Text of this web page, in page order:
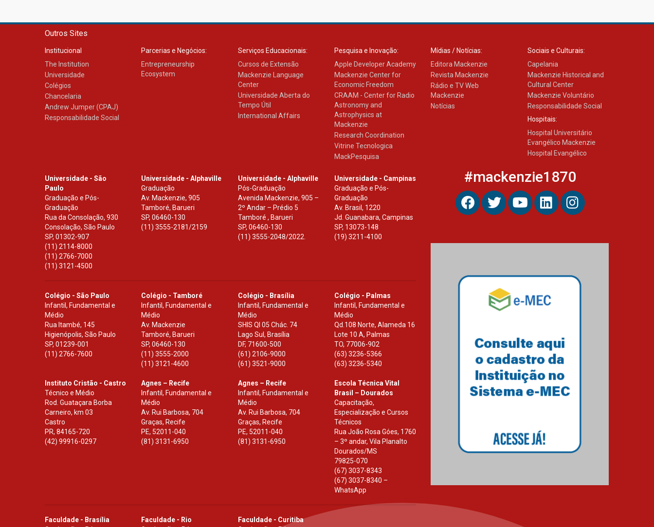
Outros Sites
Institucional
The Institution
Universidade
Colégios
Chancelaria
Andrew Jumper (CPAJ)
Responsabilidade Social
Parcerias e Negócios:
Entrepreneurship
Ecosystem
Serviços Educacionais:
Cursos de Extensão
Mackenzie Language
Center
Universidade Aberta do
Tempo Útil
International Affairs
Pesquisa e Inovação:
Apple Developer Academy
Mackenzie Center for
Economic Freedom
CRAAM - Center for Radio
Astronomy and
Astrophysics at
Mackenzie
Research Coordination
Vitrine Tecnologica
MackPesquisa
Mídias / Notícias:
Editora Mackenzie
Revista Mackenzie
Rádio e TV Web
Mackenzie
Notícias
Sociais e Culturais:
Capelania
Mackenzie Historical and
Cultural Center
Mackenzie Voluntário
Responsabilidade Social
Hospitais:
Hospital Universitário
Evangélico Mackenzie
Hospital Evangélico
Universidade - São
Paulo
Graduação e Pós-
Graduação
Rua da Consolação, 930
Consolação, São Paulo
SP, 01302-907
(11) 2114-8000
(11) 2766-7000
(11) 3121-4500
Universidade - Alphaville
Graduação
Av. Mackenzie, 905
Tamboré, Barueri
SP,06460-130
(11) 3555-2181/2159
Universidade - Alphaville
Pós-Graduação
Avenida Mackenzie, 905 –
2º Andar – Prédio 5
Tamboré , Barueri
SP, 06460-130
(11) 3555-2048/2022.
Universidade - Campinas
Graduação e Pós-
Graduação
Av. Brasil, 1220
Jd. Guanabara, Campinas
SP, 13073-148
(19) 3211-4100
Colégio - São Paulo
Infantil, Fundamental e
Médio
Rua Itambé, 145
Higienópolis, São Paulo
SP, 01239-001
(11) 2766-7600
Colégio - Tamboré
Infantil, Fundamental e
Médio
Av. Mackenzie
Tamboré, Barueri
SP,06460-130
(11) 3555-2000
(11) 3121-4600
Colégio - Brasília
Infantil, Fundamental e
Médio
SHIS Ql 05 Chác. 74
Lago Sul, Brasília
DF, 71600-500
(61) 2106-9000
(61) 3521-9000
Colégio - Palmas
Infantil, Fundamental e
Médio
Qd.108 Norte, Alameda 16
Lote 10 A, Palmas
TO, 77006-902
(63) 3236-5366
(63) 3236-5340
Instituto Cristão - Castro
Técnico e Médio
Rod. Guataçara Borba
Carneiro, km 03
Castro
PR, 84165-720
(42) 99916-0297
Agnes – Recife
Infantil, Fundamental e
Médio
Av. Rui Barbosa, 704
Graças, Recife
PE, 52011-040
(81) 3131-6950
Agnes – Recife
Infantil, Fundamental e
Médio
Av. Rui Barbosa, 704
Graças, Recife
PE, 52011-040
(81) 3131-6950
Escola Técnica Vital
Brasil – Dourados
Capacitação,
Especialização e Cursos
Técnicos
Rua João Rosa Góes, 1760
– 3º andar, Vila Planalto
Dourados/MS
79825-070
(67) 3037-8343
(67) 3037-8340 –
WhatsApp
Faculdade - Brasília
Faculdade - Rio
Faculdade - Curitiba
#mackenzie1870